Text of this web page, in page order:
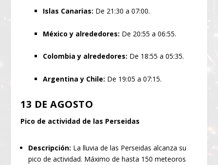
Islas Canarias: De 21:30 a 07:00.
México y alrededores: De 20:55 a 06:55.
Colombia y alrededores: De 18:55 a 05:35.
Argentina y Chile: De 19:05 a 07:15.
13 DE AGOSTO
Pico de actividad de las Perseidas
Descripción: La lluvia de las Perseidas alcanza su
pico de actividad. Máximo de hasta 150 meteoros